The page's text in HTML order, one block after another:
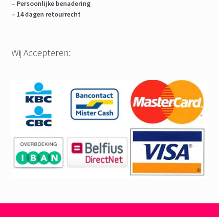
– Persoonlijke benadering
– 14 dagen retourrecht
Wij Accepteren: